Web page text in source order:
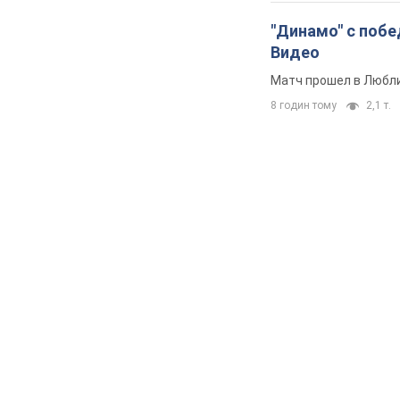
"Динамо" с
Видео
Матч прошел в
8 годин тому 2,1 т.